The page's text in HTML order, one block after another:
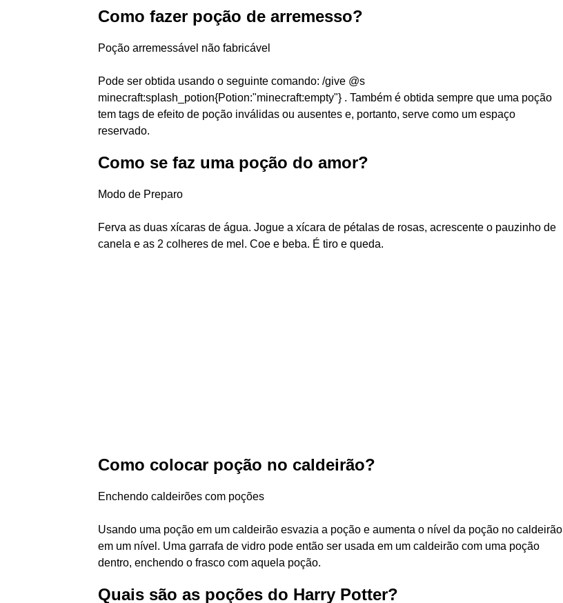
Como fazer poção de arremesso?
Poção arremessável não fabricável
Pode ser obtida usando o seguinte comando: /give @s
minecraft:splash_potion{Potion:"minecraft:empty"} . Também é obtida sempre que uma poção
tem tags de efeito de poção inválidas ou ausentes e, portanto, serve como um espaço
reservado.
Como se faz uma poção do amor?
Modo de Preparo
Ferva as duas xícaras de água. Jogue a xícara de pétalas de rosas, acrescente o pauzinho de
canela e as 2 colheres de mel. Coe e beba. É tiro e queda.
Como colocar poção no caldeirão?
Enchendo caldeirões com poções
Usando uma poção em um caldeirão esvazia a poção e aumenta o nível da poção no caldeirão
em um nível. Uma garrafa de vidro pode então ser usada em um caldeirão com uma poção
dentro, enchendo o frasco com aquela poção.
Quais são as poções do Harry Potter?